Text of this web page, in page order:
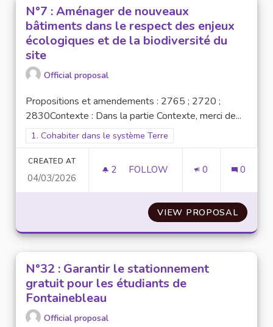
N°7 : Aménager de nouveaux
bâtiments dans le respect des enjeux
écologiques et de la biodiversité du
site
Official proposal
Propositions et amendements : 2765 ; 2720 ;
2830Contexte : Dans la partie Contexte, merci de...
Filter results for scope: 1. Cohabiter dans le système Terre
1. Cohabiter dans le système Terre
CREATED AT
04/03/2026
2 2 FOLLOWERS
FOLLOW 0 0
VIEW PROPOSALN°7 :
N°32 : Garantir le stationnement
gratuit pour les étudiants de
Fontainebleau
Official proposal